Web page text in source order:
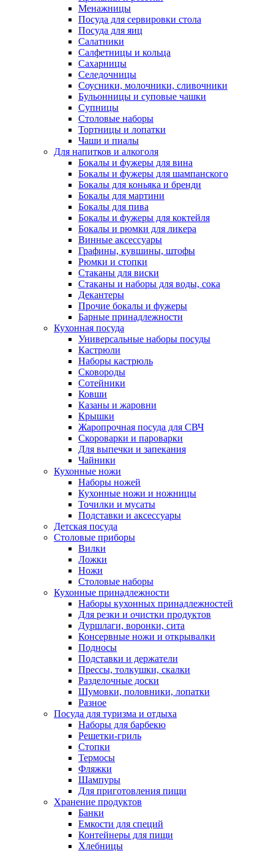
Менажницы
Посуда для сервировки стола
Посуда для яиц
Салатники
Салфетницы и кольца
Сахарницы
Селедочницы
Соусники, молочники, сливочники
Бульонницы и суповые чашки
Супницы
Столовые наборы
Тортницы и лопатки
Чаши и пиалы
Для напитков и алкоголя
Бокалы и фужеры для вина
Бокалы и фужеры для шампанского
Бокалы для коньяка и бренди
Бокалы для мартини
Бокалы для пива
Бокалы и фужеры для коктейля
Бокалы и рюмки для ликера
Винные аксессуары
Графины, кувшины, штофы
Рюмки и стопки
Стаканы для виски
Стаканы и наборы для воды, сока
Декантеры
Прочие бокалы и фужеры
Барные принадлежности
Кухонная посуда
Универсальные наборы посуды
Кастрюли
Наборы кастрюль
Сковороды
Сотейники
Ковши
Казаны и жаровни
Крышки
Жаропрочная посуда для СВЧ
Скороварки и пароварки
Для выпечки и запекания
Чайники
Кухонные ножи
Наборы ножей
Кухонные ножи и ножницы
Точилки и мусаты
Подставки и аксессуары
Детская посуда
Столовые приборы
Вилки
Ложки
Ножи
Столовые наборы
Кухонные принадлежности
Наборы кухонных принадлежностей
Для резки и очистки продуктов
Дуршлаги, воронки, сита
Консервные ножи и открывалки
Подносы
Подставки и держатели
Прессы, толкушки, скалки
Разделочные доски
Шумовки, половники, лопатки
Разное
Посуда для туризма и отдыха
Наборы для барбекю
Решетки-гриль
Стопки
Термосы
Фляжки
Шампуры
Для приготовления пищи
Хранение продуктов
Банки
Емкости для специй
Контейнеры для пищи
Хлебницы